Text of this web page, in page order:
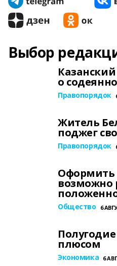
Выбор
о
Правопорядок
Житель
поджег
Правопорядок
Оформить
возможно
Общество 6
плюсом
Экономика 6